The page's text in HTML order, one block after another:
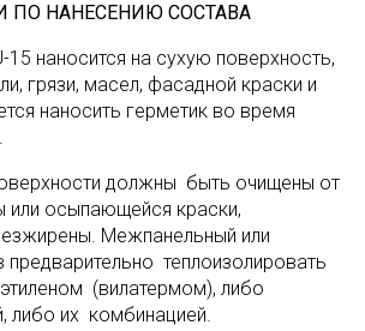
ПО НАНЕСЕНИЮ СОСТАВА
наносится на сухую поверхность,
грязи, масел, фасадной краски и
наносить герметик во время
должны быть очищены от
или осыпающейся краски,
Межпанельный или
теплоизолировать
(вилатермом), либо
либо их комбинацией.